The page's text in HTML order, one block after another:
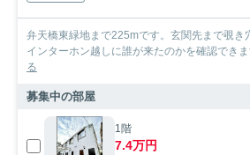
弁天橋東緑地まで225mです。玄関先まで覗き
インターホン越しに誰が来たのかを確認できま
る
募集中の部屋
1階
7.4万円